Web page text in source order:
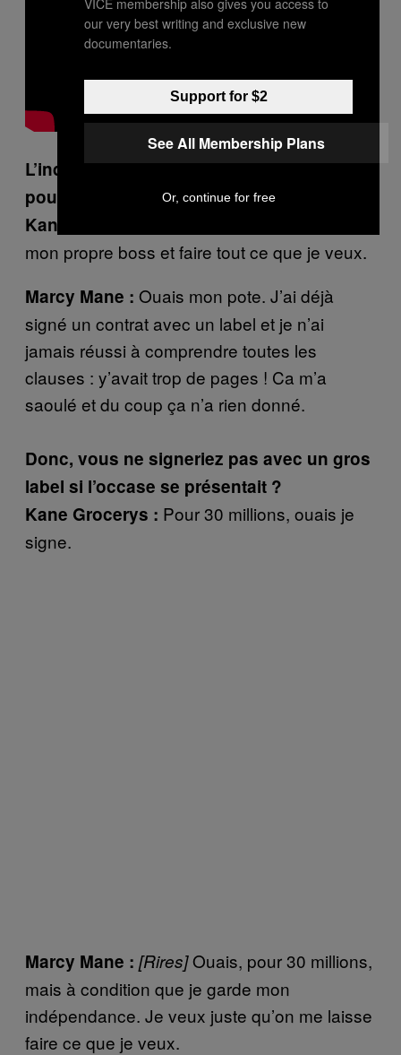
L’indépendance musicale, c’ets important
pour vous ?
Kane Grocerys :
mon propre boss et faire tout ce que je veux.
Marcy Mane : Ouais mon pote. J’ai déjà
signé un contrat avec un label et je n’ai
jamais réussi à comprendre toutes les
clauses : y’avait trop de pages ! Ca m’a
saoulé et du coup ça n’a rien donné.
Donc, vous ne signeriez pas avec un gros
label si l’occase se présentait ?
Kane Grocerys : Pour 30 millions, ouais je
signe.
Marcy Mane : [Rires]Ouais, pour 30 millions,
mais à condition que je garde mon
indépendance. Je veux juste qu’on me laisse
faire ce que je veux.
our very best writing and exclusive new
documentaries.
Support for $2
See All Membership Plans
Or, continue for free